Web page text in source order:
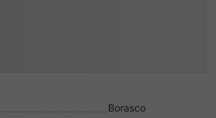
Borasco